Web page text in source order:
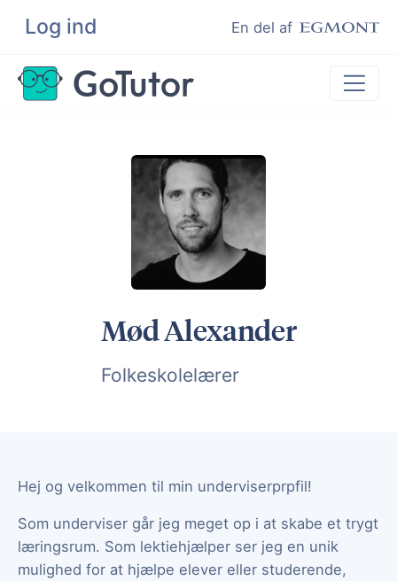
Log ind En del af
Søg
Lektiehjælp
Eksamenshjælp
Hjælp til ordblinde
Kundeudtalelser
Undervisere
Mød Alexander
Folkeskolelærer
Hej og velkommen til min underviserprpfil!
Som underviser går jeg meget op i at skabe et trygt
læringsrum. Som lektiehjælper ser jeg en unik
mulighed for at hjælpe elever eller studerende,